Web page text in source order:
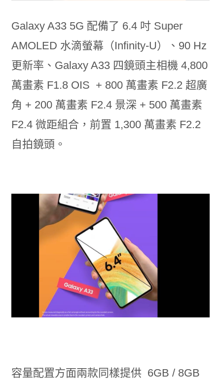
Galaxy A33 5G 配備了 6.4 吋 Super
AMOLED 水滴螢幕（Infinity-U）、90 Hz
更新率、Galaxy A33 四鏡頭主相機 4,800
萬畫素 F1.8 OIS + 800 萬畫素 F2.2 超廣
角 + 200 萬畫素 F2.4 景深 + 500 萬畫素
F2.4 微距組合，前置 1,300 萬畫素 F2.2
自拍鏡頭。
容量配置方面兩款同樣提供 6GB / 8GB